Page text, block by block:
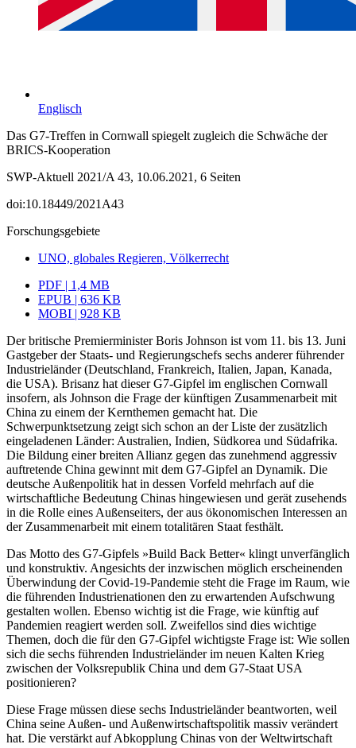
Englisch
Das G7-Treffen in Cornwall spiegelt zugleich die Schwäche der
BRICS-Kooperation
SWP-Aktuell 2021/A 43, 10.06.2021, 6 Seiten
doi:10.18449/2021A43
Forschungsgebiete
UNO, globales Regieren, Völkerrecht
PDF | 1,4 MB
EPUB | 636 KB
MOBI | 928 KB
Der britische Premierminister Boris Johnson ist vom 11. bis 13. Juni
Gastgeber der Staats- und Regierungschefs sechs anderer führender
Industrieländer (Deutschland, Frankreich, Italien, Japan, Kanada,
die USA). Brisanz hat dieser G7-Gipfel im eng­lischen Cornwall
insofern, als Johnson die Frage der künftigen Zusammenarbeit mit
China zu einem der Kernthemen gemacht hat. Die
Schwerpunktsetzung zeigt sich schon an der Liste der zusätzlich
eingeladenen Länder: Australien, Indien, Südkorea und Südafrika.
Die Bildung einer breiten Allianz gegen das zunehmend aggressiv
auf­tretende China gewinnt mit dem G7-Gipfel an Dynamik. Die
deutsche Außenpolitik hat in dessen Vorfeld mehrfach auf die
wirtschaftliche Bedeutung Chinas hingewiesen und gerät zusehends
in die Rolle eines Außenseiters, der aus ökonomischen Inter­essen an
der Zusammenarbeit mit einem totalitären Staat festhält.
Das Motto des G7-Gipfels »Build Back Bet­ter« klingt unverfänglich
und konstruktiv. Angesichts der inzwischen möglich erschei­nenden
Überwindung der Covid-19-Pandemie steht die Frage im Raum, wie
die führenden Industrienationen den zu erwartenden Auf­schwung
gestalten wollen. Ebenso wichtig ist die Frage, wie künftig auf
Pandemien reagiert werden soll. Zweifellos sind dies wichtige
Themen, doch die für den G7-Gip­fel wichtigste Frage ist: Wie sollen
sich die sechs führenden Industrieländer im neuen Kalten Krieg
zwischen der Volksrepublik China und dem G7-Staat USA
positionieren?
Diese Frage müssen diese sechs Industrieländer beantworten, weil
China seine Außen- und Außenwirtschaftspolitik massiv ver­än­dert
hat. Die verstärkt auf Abkopplung Chi­nas von der Weltwirtschaft